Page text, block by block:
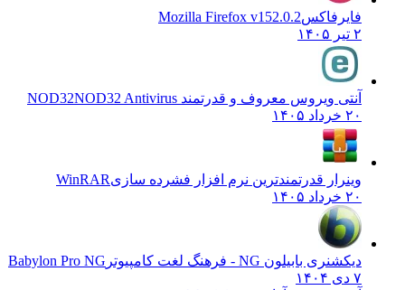
فایرفاکسMozilla Firefox v152.0.2
۲ تیر ۱۴۰۵
آنتی ویروس معروف و قدرتمند NOD32 NOD32 Antivirus
۲۰ خرداد ۱۴۰۵
وینرار قدرتمندترین نرم افزار فشرده سازیWinRAR
۲۰ خرداد ۱۴۰۵
دیکشنری بابیلون NG - فرهنگ لغت کامپیوتر
Babylon Pro NG
۷ دی ۱۴۰۴